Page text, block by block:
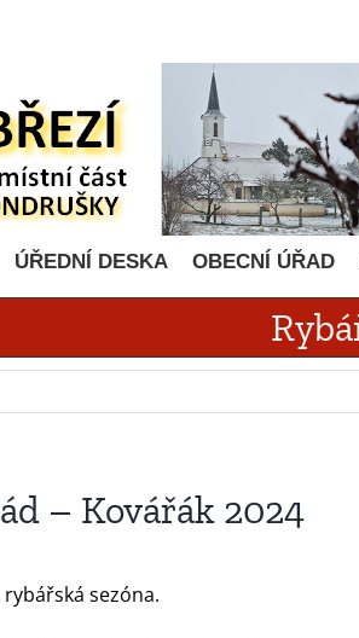
ÚŘEDNÍ DESKA OBECNÍ ÚŘAD
– Kovářák 2024
rybářská sezóna.